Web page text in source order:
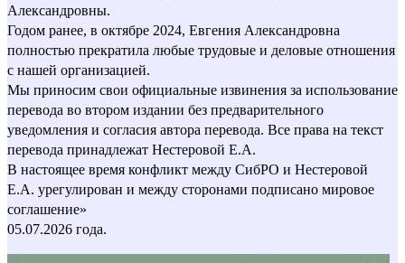
Александровны.
Годом ранее, в октябре 2024, Евгения Александровна
полностью прекратила любые трудовые и деловые отношения
с нашей организацией.
Мы приносим свои официальные извинения за использование
перевода во втором издании без предварительного
уведомления и согласия автора перевода. Все права на текст
перевода принадлежат Нестеровой Е.А.
В настоящее время конфликт между СибРО и Нестеровой
Е.А. урегулирован и между сторонами подписано мировое
соглашение»
05.07.2026 года.